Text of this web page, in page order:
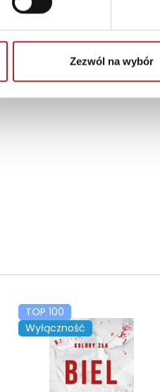
Zezwól na wybór
Brak danych
TOP 100
Wyłączność